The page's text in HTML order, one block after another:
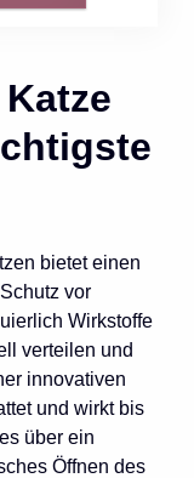
bietet einen
vor
Wirkstoffe
verteilen und
innovativen
und wirkt bis
über ein
Öffnen des